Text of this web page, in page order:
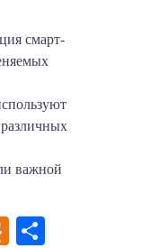
смарт-
важной